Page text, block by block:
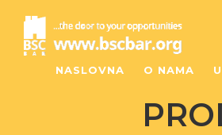
NASLOVNA O NAMA